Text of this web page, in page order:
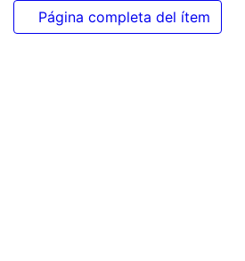
Página completa del ítem